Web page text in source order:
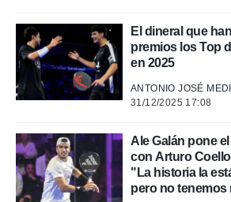
mediante
publicidad
de
1199
El dineral que
premios los Top
en 2025
ANTONIO JOSÉ
31/12/2025 17:08
Ale Galán pone
con Arturo
"La historia la
pero no tenemos